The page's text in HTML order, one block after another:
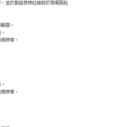
，並於劃設禁停紅線前於現場張貼
範圍。
規停車。
規停車。